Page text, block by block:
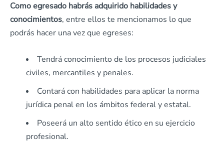
Como egresado habrás adquirido habilidades y
conocimientos, entre ellos te mencionamos lo que
podrás hacer una vez que egreses:
Tendrá conocimiento de los procesos judiciales
civiles, mercantiles y penales.
Contará con habilidades para aplicar la norma
jurídica penal en los ámbitos federal y estatal.
Poseerá un alto sentido ético en su ejercicio
profesional.